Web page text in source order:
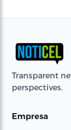
Transparent
perspectives.
Empresa